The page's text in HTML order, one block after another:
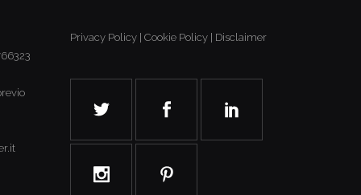
Privacy Policy Cookie Policy Disclaimer